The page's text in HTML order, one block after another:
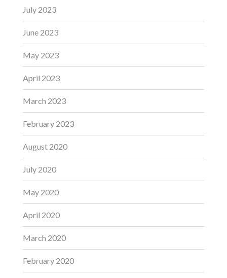
July 2023
June 2023
May 2023
April 2023
March 2023
February 2023
August 2020
July 2020
May 2020
April 2020
March 2020
February 2020